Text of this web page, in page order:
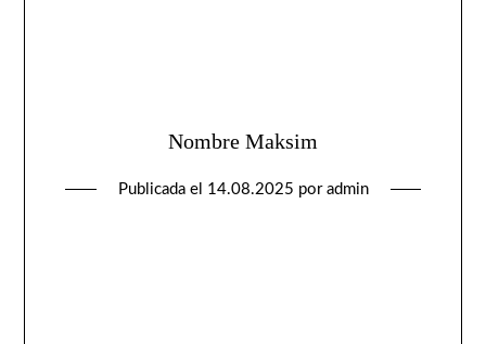
Nombre Maksim
Publicada el 14.08.2025 por admin